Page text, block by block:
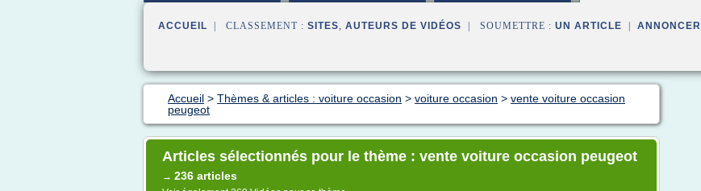
ACCUEIL | CLASSEMENT : SITES, AUTEURS DE VIDÉOS | SOUMETTRE : UN ARTICLE ANNONCER
Accueil > Thèmes & articles : voiture occasion > voiture occasion > vente voiture occasion
peugeot
Articles sélectionnés pour le thème : vente voiture occasion peugeot
→ 236 articles